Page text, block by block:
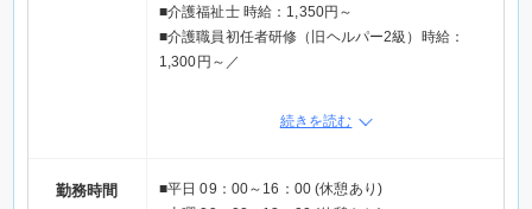
■介護福祉士 時給：1,350円～
■介護職員初任者研修（旧ヘルパー2級）時給：
1,300円～／
1,400円～／
続きを読む
勤務時間
■平日 09：00～16：00 (休憩あり)